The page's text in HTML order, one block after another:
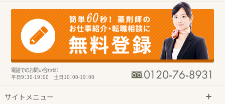
電話でのお問い合わせ：
平日9：30-19：00 土日10：00-19：00
サイトメニュー